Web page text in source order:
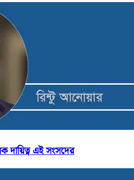
দায়িত্ব এই সংসদের